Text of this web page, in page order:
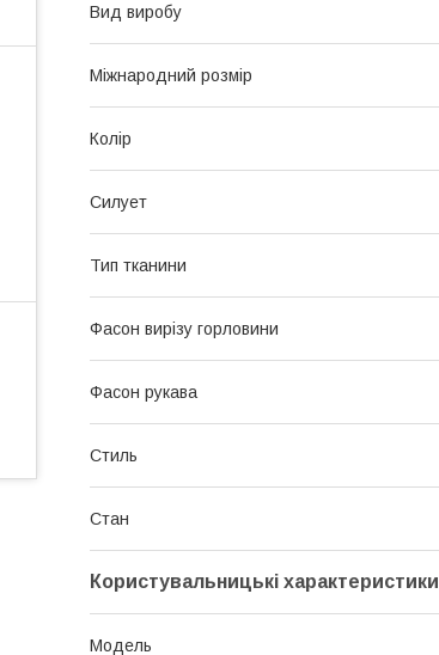
Вид виробу
Міжнародний розмір
Колір
Силует
Тип тканини
Фасон вирізу горловини
Фасон рукава
Стиль
Стан
Користувальницькі характеристики
Модель